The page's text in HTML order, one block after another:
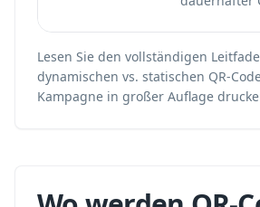
Lesen Sie den vollständigen
dynamischen vs. statischen QR-
Kampagne in großer Auflage